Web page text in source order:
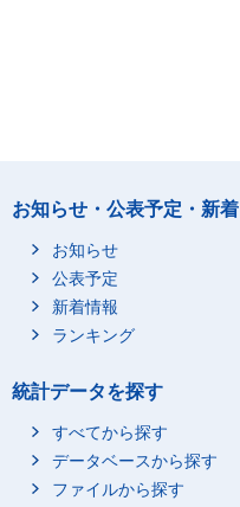
お知らせ・公表予定・新着
お知らせ
公表予定
新着情報
ランキング
統計データを探す
すべてから探す
データベースから探す
ファイルから探す